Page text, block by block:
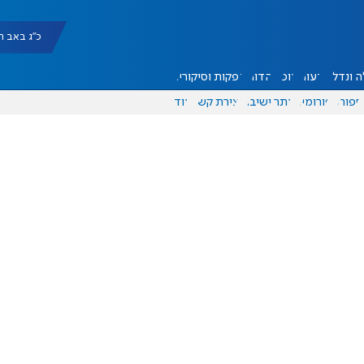
כ"ג באב תשפ"ו
ונדל"ן דעות אוכל יהדות הפקות וסיקורים
ספורט פורומים אתר ישיבה יצירת קשר עוד